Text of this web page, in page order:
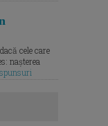
cele care
nașterea